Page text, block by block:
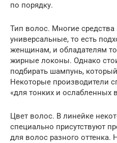
по порядку.
Тип волос. Многие
универсальные, то есть
женщинам, и обладателям
жирные локоны. Однако
подбирать шампунь,
Некоторые производители
«для тонких и ослабленных
Цвет волос. В линейке
специально присутствуют
для волос разного